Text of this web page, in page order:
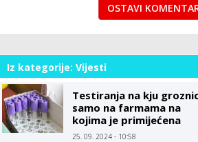
OSTAVI
Iz kategorije: Vijesti
Testiranja na kju
samo na farmama na
kojima je primijećena
određena patologija
25. 09. 2024 - 10:58